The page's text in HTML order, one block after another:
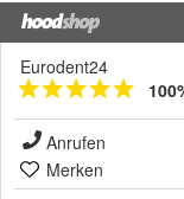
Eurodent24
Anrufen
Merken